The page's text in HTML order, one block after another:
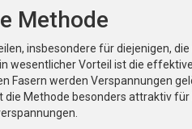
Methode
insbesondere für diejenigen,
wesentlicher Vorteil ist die effektive
Fasern werden Verspannungen
die Methode besonders attraktiv